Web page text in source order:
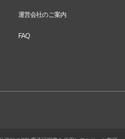
運営会社のご案内
FAQ